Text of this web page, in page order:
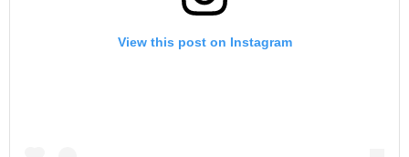
View this post on Instagram